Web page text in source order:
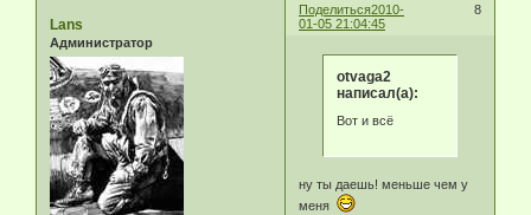
Поделиться 8
2010-
01-05 21:04:45
Lans
Администратор
otvaga2
написал(а):
Вот и всё
ну ты даешь! меньше чем у
меня